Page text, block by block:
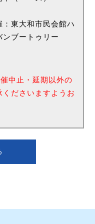
東大和市民会館ハ
ブートゥリー
中止・延期以外の
ださいますようお